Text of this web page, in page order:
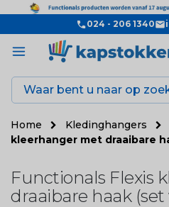
024 - 206 1340
Home Kledinghangers
kleerhanger met draaibare
Functionals Flexis
draaibare haak (set